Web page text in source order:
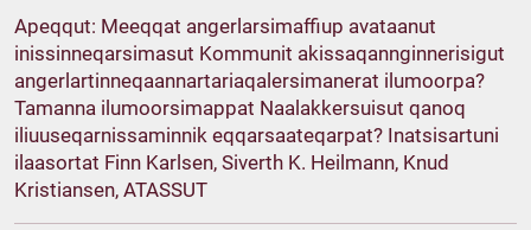
Apeqqut: Meeqqat angerlarsimaffiup avataanut
inissinneqarsimasut Kommunit akissaqannginnerisigut
angerlartinneqaannartariaqalersimanerat ilumoorpa?
Tamanna ilumoorsimappat Naalakkersuisut qanoq
iliuuseqarnissaminnik eqqarsaateqarpat? Inatsisartuni
ilaasortat Finn Karlsen, Siverth K. Heilmann, Knud
Kristiansen, ATASSUT